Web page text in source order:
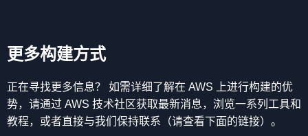
更多构建方式
正在寻找更多信息？ 如需详细了解在 AWS 上进行构建的优
势，请通过 AWS 技术社区获取最新消息，浏览一系列工具和
教程，或者直接与我们保持联系（请查看下面的链接）。